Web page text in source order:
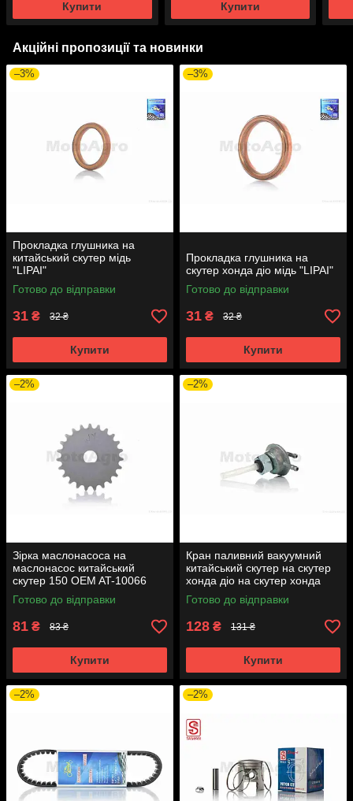
Купити Купити
Акційні пропозиції та новинки
–3%
Прокладка глушника на
китайський скутер мідь
"LIPAI"
Готово до відправки
31 ₴ 32 ₴
Купити
–3%
Прокладка глушника на
скутер хонда діо мідь "LIPAI"
Готово до відправки
31 ₴ 32 ₴
Купити
–2%
Зірка маслонасоса на
маслонасос китайський
скутер 150 OEM AT-10066
Готово до відправки
81 ₴ 83 ₴
Купити
–2%
Кран паливний вакуумний
китайський скутер на скутер
хонда діо на скутер хонда
такт AF24 вкручується M16
AT-7074
Готово до відправки
128 ₴ 131 ₴
Купити
–2% –2%